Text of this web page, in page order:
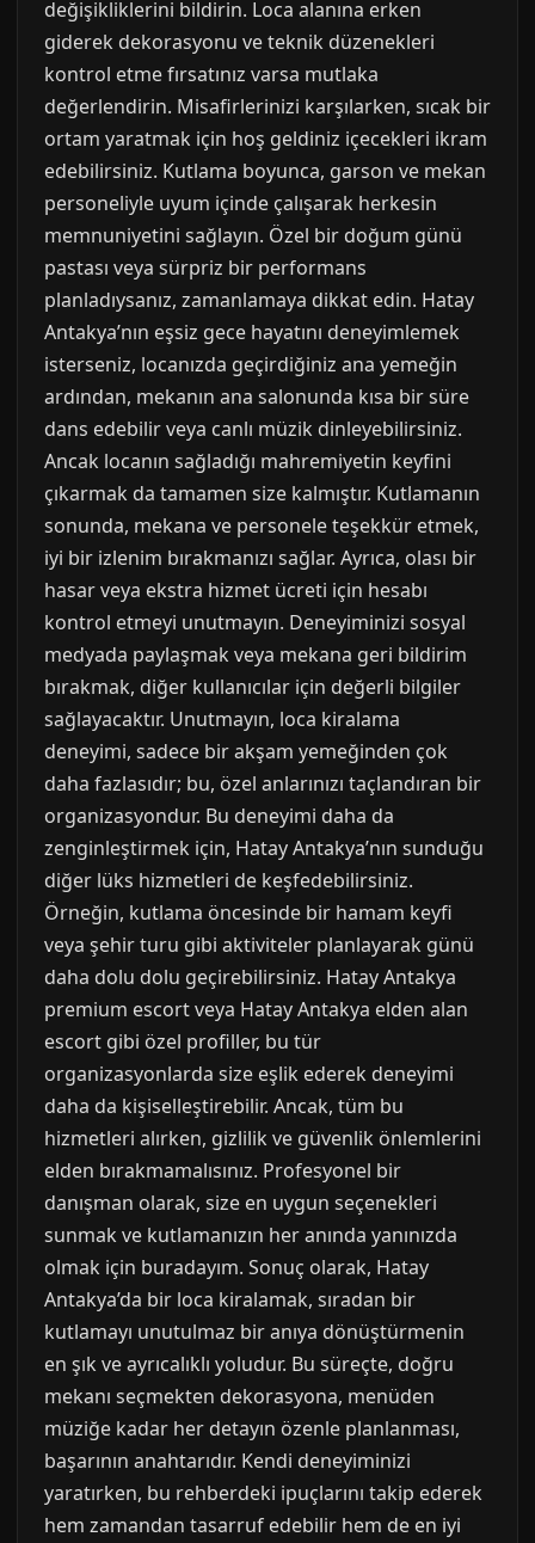
değişikliklerini bildirin. Loca alanına erken
giderek dekorasyonu ve teknik düzenekleri
kontrol etme fırsatınız varsa mutlaka
değerlendirin. Misafirlerinizi karşılarken, sıcak bir
ortam yaratmak için hoş geldiniz içecekleri ikram
edebilirsiniz. Kutlama boyunca, garson ve mekan
personeliyle uyum içinde çalışarak herkesin
memnuniyetini sağlayın. Özel bir doğum günü
pastası veya sürpriz bir performans
planladıysanız, zamanlamaya dikkat edin. Hatay
Antakya’nın eşsiz gece hayatını deneyimlemek
isterseniz, locanızda geçirdiğiniz ana yemeğin
ardından, mekanın ana salonunda kısa bir süre
dans edebilir veya canlı müzik dinleyebilirsiniz.
Ancak locanın sağladığı mahremiyetin keyfini
çıkarmak da tamamen size kalmıştır. Kutlamanın
sonunda, mekana ve personele teşekkür etmek,
iyi bir izlenim bırakmanızı sağlar. Ayrıca, olası bir
hasar veya ekstra hizmet ücreti için hesabı
kontrol etmeyi unutmayın. Deneyiminizi sosyal
medyada paylaşmak veya mekana geri bildirim
bırakmak, diğer kullanıcılar için değerli bilgiler
sağlayacaktır. Unutmayın, loca kiralama
deneyimi, sadece bir akşam yemeğinden çok
daha fazlasıdır; bu, özel anlarınızı taçlandıran bir
organizasyondur. Bu deneyimi daha da
zenginleştirmek için, Hatay Antakya’nın sunduğu
diğer lüks hizmetleri de keşfedebilirsiniz.
Örneğin, kutlama öncesinde bir hamam keyfi
veya şehir turu gibi aktiviteler planlayarak günü
daha dolu dolu geçirebilirsiniz. Hatay Antakya
premium escort veya Hatay Antakya elden alan
escort gibi özel profiller, bu tür
organizasyonlarda size eşlik ederek deneyimi
daha da kişiselleştirebilir. Ancak, tüm bu
hizmetleri alırken, gizlilik ve güvenlik önlemlerini
elden bırakmamalısınız. Profesyonel bir
danışman olarak, size en uygun seçenekleri
sunmak ve kutlamanızın her anında yanınızda
olmak için buradayım. Sonuç olarak, Hatay
Antakya’da bir loca kiralamak, sıradan bir
kutlamayı unutulmaz bir anıya dönüştürmenin
en şık ve ayrıcalıklı yoludur. Bu süreçte, doğru
mekanı seçmekten dekorasyona, menüden
müziğe kadar her detayın özenle planlanması,
başarının anahtarıdır. Kendi deneyiminizi
yaratırken, bu rehberdeki ipuçlarını takip ederek
hem zamandan tasarruf edebilir hem de en iyi